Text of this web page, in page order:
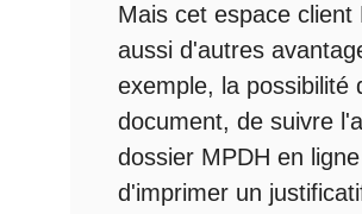
Mais cet espace client
aussi d'autres
exemple, la possibilité
document, de suivre
dossier MPDH en ligne
d'imprimer un